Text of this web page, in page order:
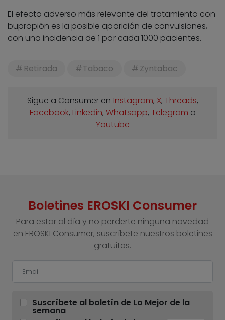
El efecto adverso más relevante del tratamiento con
bupropión es la posible aparición de convulsiones,
con una incidencia de 1 por cada 1000 pacientes.
Retirada Tabaco Zyntabac
Sigue a Consumer en Instagram, X, Threads,
Facebook, Linkedin, Whatsapp, Telegram o
Youtube
Boletines EROSKI Consumer
Para estar al día y no perderte ninguna novedad
en EROSKI Consumer, suscríbete nuestros boletines
gratuitos.
Suscríbete al boletín de Lo Mejor de la
semana